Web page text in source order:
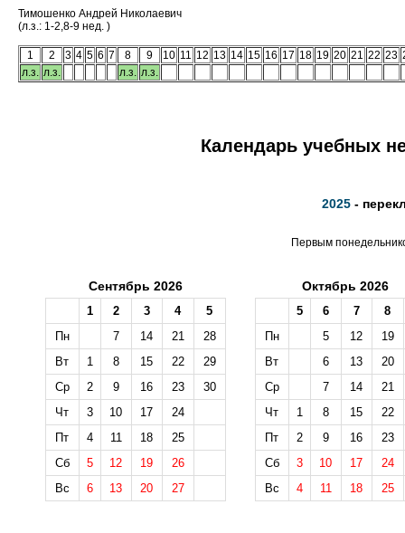
Тимошенко Андрей Николаевич
(л.з.: 1-2,8-9 нед. )
1 2 3 4 5 6 7 8 9 10 11 12 13 14 15 16 17 18 19 20 21 22 23
л.з. л.з. л.з. л.з.
Календарь учебных
2025 -
Первым
Сентябрь 2026
1 2 3 4
5
Пн
7 14 21
28
Вт
1 8 15 22
29
Ср
2 9 16 23
30
Чт
3 10 17
24
Пт
4 11 18
25
Сб
5 12 19
26
Вс
6 13 20 27
Октябрь 2026
5 6 7
8
Пн
5 12
19
Вт
6 13
20
Ср
7 14
21
Чт
1 8 15
22
Пт
2 9 16
23
Сб
3 10 17
24
Вс
4 11 18 25